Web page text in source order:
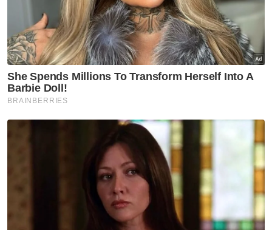
"Universiti-universiti awam Malaysia sejak
sekian lama telah menerima kelayakan A-
Level, meskipun A-Level tidak menggunakan
bahasa Melayu sebagai bahasa pengantar
dan majoriti pelajarnya juga bukan daripada
sekolah kerajaan.